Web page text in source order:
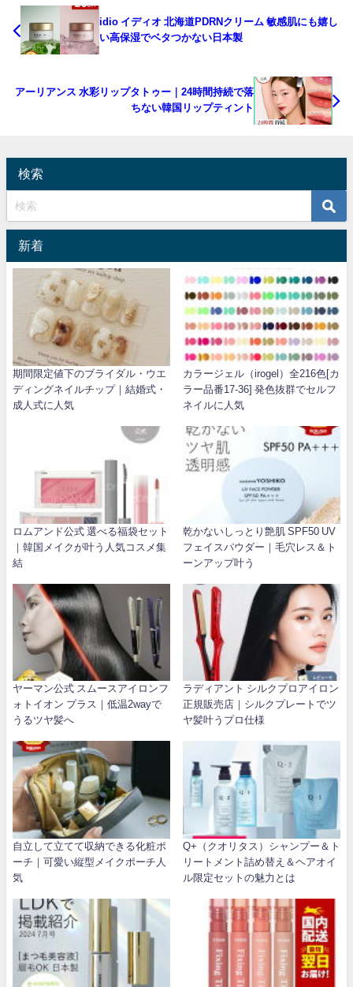
idio イディオ 北海道PDRNクリーム 敏感肌にも嬉し
い高保湿でベタつかない日本製
アーリアンス 水彩リップタトゥー｜24時間持続で落
ちない韓国リップティント
検索
新着
期間限定値下のブライダル・ウエ
ディングネイルチップ｜結婚式・
成人式に人気
カラージェル（irogel）全216色[カ
ラー品番17-36] 発色抜群でセルフ
ネイルに人気
ロムアンド公式 選べる福袋セット
｜韓国メイクが叶う人気コスメ集
結
乾かないしっとり艶肌 SPF50 UV
フェイスパウダー｜毛穴レス＆ト
ーンアップ叶う
ヤーマン公式 スムースアイロンフ
ォトイオン プラス｜低温2wayで
うるツヤ髪へ
ラディアント シルクプロアイロン
正規販売店｜シルクプレートでツ
ヤ髪叶うプロ仕様
自立して立てて収納できる化粧ポ
ーチ｜可愛い縦型メイクポーチ人
気
Q+（クオリタス）シャンプー＆ト
リートメント詰め替え＆ヘアオイ
ル限定セットの魅力とは